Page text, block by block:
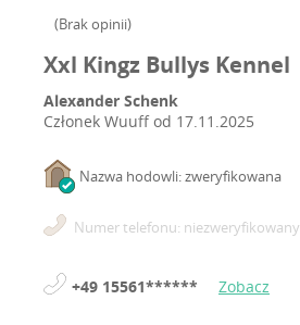
(Brak opinii)
Xxl Kingz Bullys Kennel
Alexander Schenk
Członek Wuuff od 17.11.2025
Nazwa hodowli: zweryfikowana
Numer telefonu: niezweryfikowany
+49 15561****** Zobacz